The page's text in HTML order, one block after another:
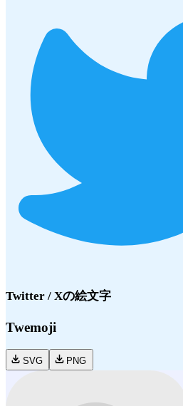
Twitter / Xの絵文字
Twemoji
SVG PNG